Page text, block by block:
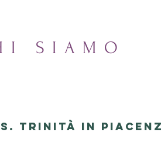
SIAMO
TRINITà IN